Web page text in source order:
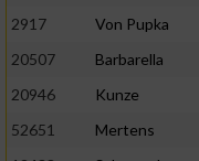
2917
Von Pupka
20507
Barbarella
20946
Kunze
52651
Mertens